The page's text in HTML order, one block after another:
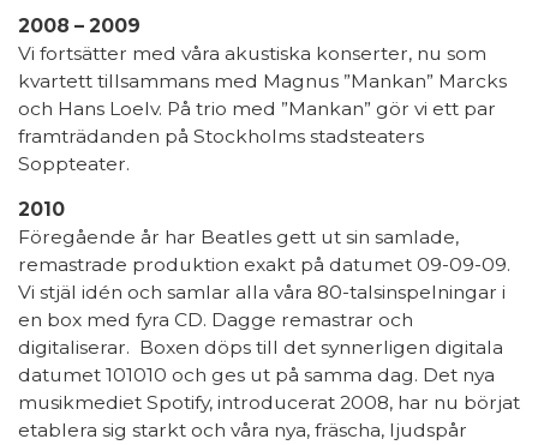
2008 – 2009
Vi fortsätter med våra akustiska konserter, nu som
kvartett tillsammans med Magnus ”Mankan” Marcks
och Hans Loelv. På trio med ”Mankan” gör vi ett par
framträdanden på Stockholms stadsteaters
Soppteater.
2010
Föregående år har Beatles gett ut sin samlade,
remastrade produktion exakt på datumet 09-09-09.
Vi stjäl idén och samlar alla våra 80-talsinspelningar i
en box med fyra CD. Dagge remastrar och
digitaliserar. Boxen döps till det synnerligen digitala
datumet 101010 och ges ut på samma dag. Det nya
musikmediet Spotify, introducerat 2008, har nu börjat
etablera sig starkt och våra nya, fräscha, ljudspår